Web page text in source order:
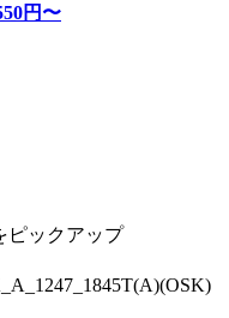
円〜
ピックアップ